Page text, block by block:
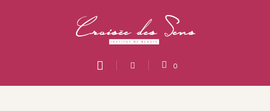
0